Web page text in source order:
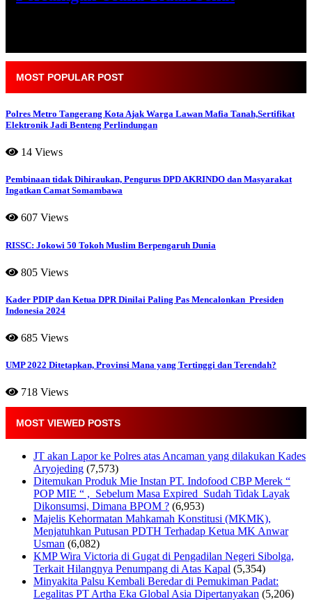
MOST POPULAR POST
Polres Metro Tangerang Kota Ajak Warga Lawan Mafia Tanah,Sertifikat
Elektronik Jadi Benteng Perlindungan
14 Views
Pembinaan tidak Dihiraukan, Pengurus DPD AKRINDO dan Masyarakat
Ingatkan Camat Somambawa
607 Views
RISSC: Jokowi 50 Tokoh Muslim Berpengaruh Dunia
805 Views
Kader PDIP dan Ketua DPR Dinilai Paling Pas Mencalonkan Presiden
Indonesia 2024
685 Views
UMP 2022 Ditetapkan, Provinsi Mana yang Tertinggi dan Terendah?
718 Views
MOST VIEWED POSTS
JT akan Lapor ke Polres atas Ancaman yang dilakukan Kades
Aryojeding (7,573)
Ditemukan Produk Mie Instan PT. Indofood CBP Merek “
POP MIE “ , Sebelum Masa Expired Sudah Tidak Layak
Dikonsumsi, Dimana BPOM ? (6,953)
Majelis Kehormatan Mahkamah Konstitusi (MKMK),
Menjatuhkan Putusan PDTH Terhadap Ketua MK Anwar
Usman (6,082)
KMP Wira Victoria di Gugat di Pengadilan Negeri Sibolga,
Terkait Hilangnya Penumpang di Atas Kapal (5,354)
Minyakita Palsu Kembali Beredar di Pemukiman Padat:
Legalitas PT Artha Eka Global Asia Dipertanyakan (5,206)